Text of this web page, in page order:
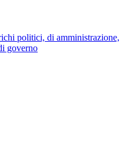
politici, di amministrazione,
governo